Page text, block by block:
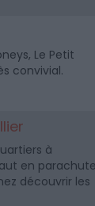
Le Petit
convivial.
à
en
découvrir les